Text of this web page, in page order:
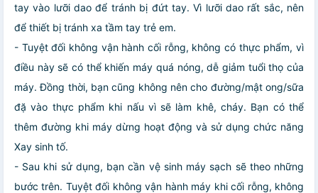
tay vào lưỡi dao để tránh bị đứt tay. Vì lưỡi dao rất sắc, nên
để thiết bị tránh xa tầm tay trẻ em.
- Tuyệt đối không vận hành cối rỗng, không có thực phẩm, vì
điều này sẽ có thể khiến máy quá nóng, dễ giảm tuổi thọ của
máy. Đồng thời, bạn cũng không nên cho đường/mật ong/sữa
đặ vào thực phẩm khi nấu vì sẽ làm khê, cháy. Bạn có thể
thêm đường khi máy dừng hoạt động và sử dụng chức năng
Xay sinh tố.
- Sau khi sử dụng, bạn cần vệ sinh máy sạch sẽ theo những
bước trên. Tuyệt đối không vận hành máy khi cối rỗng, không